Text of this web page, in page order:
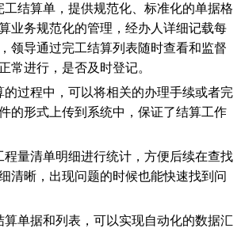
结算单，提供规范化、标准化的单据格
业务规范化的管理，经办人详细记载每
领导通过完工结算列表随时查看和监督
常进行，是否及时登记。
过程中，可以将相关的办理手续或者完
的形式上传到系统中，保证了结算工作
量清单明细进行统计，方便后续在查找
清晰，出现问题的时候也能快速找到问
单据和列表，可以实现自动化的数据汇